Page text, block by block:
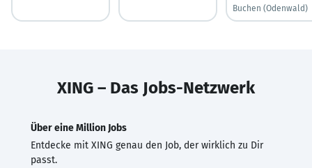
Buchen (Odenwald)
XING – Das Jobs-Netzwerk
Über eine Million Jobs
Entdecke mit XING genau den Job, der wirklich zu Dir
passt.